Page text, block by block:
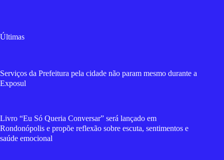
Últimas
Serviços da Prefeitura pela cidade não param mesmo durante a
Exposul
Livro “Eu Só Queria Conversar” será lançado em
Rondonópolis e propõe reflexão sobre escuta, sentimentos e
saúde emocional